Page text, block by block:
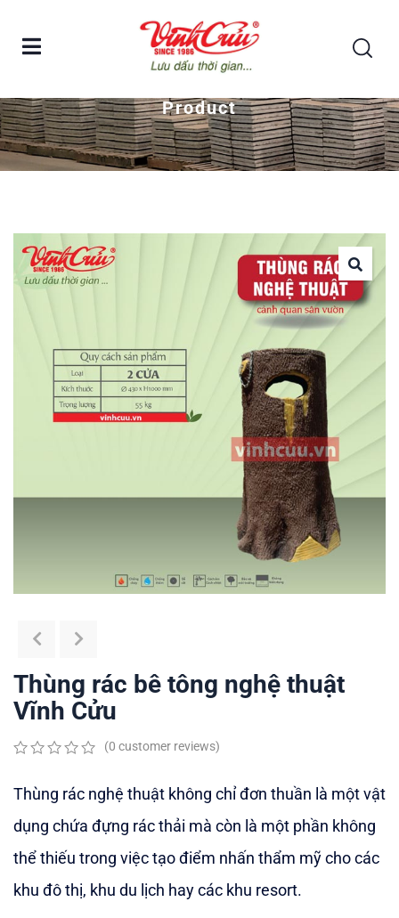
Thùng rác bê tông nghệ thuật Vĩnh Cửu
Product
Thùng rác bê tông nghệ thuật
Vĩnh Cửu
out
of
based
on
customer
ratings
(0 customer reviews)
Thùng rác nghệ thuật không chỉ đơn thuần là một vật
dụng chứa đựng rác thải mà còn là một phần không
thể thiếu trong việc tạo điểm nhấn thẩm mỹ cho các
khu đô thị, khu du lịch hay các khu resort.